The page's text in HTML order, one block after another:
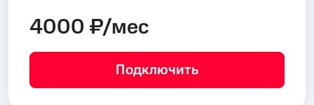
4000 ₽/мес
Подключить